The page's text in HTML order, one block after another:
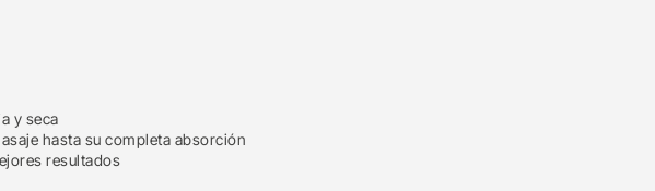
y seca
hasta su completa absorción
resultados